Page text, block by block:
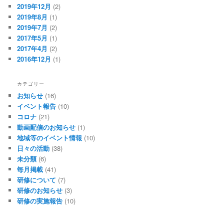
2019年12月 (2)
2019年8月 (1)
2019年7月 (2)
2017年5月 (1)
2017年4月 (2)
2016年12月 (1)
カテゴリー
お知らせ (16)
イベント報告 (10)
コロナ (21)
動画配信のお知らせ (1)
地域等のイベント情報 (10)
日々の活動 (38)
未分類(6)
毎月掲載 (41)
研修について (7)
研修のお知らせ (3)
研修の実施報告 (10)